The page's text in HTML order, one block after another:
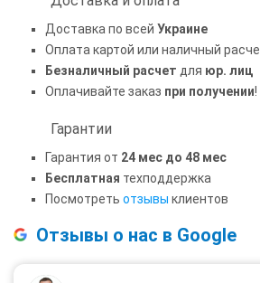
Доставка по всей Украине
Оплата картой или наличный
Безналичный расчет для юр. лиц
Оплачивайте заказ при получении!
Гарантии
Гарантия от 24 мес до 48 мес
Бесплатная техподдержка
Посмотреть отзывы клиентов
Отзывы о нас в Google